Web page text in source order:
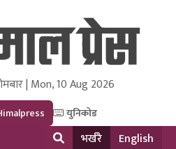
and Research Pvt Ltd.
| Mon, 10 Aug 2026
युनिकोड
भर्खरै English